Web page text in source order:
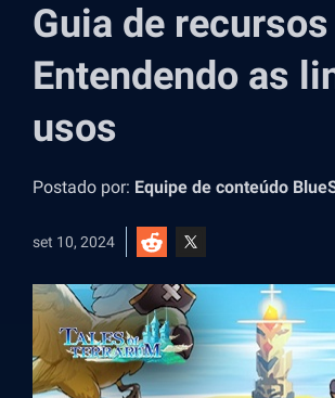
Guia de
Entendendo as
usos
Postado por: Equipe de conteúdo
set 10, 2024